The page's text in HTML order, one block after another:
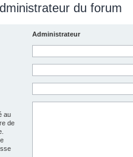
du forum
Administrateur
au
de